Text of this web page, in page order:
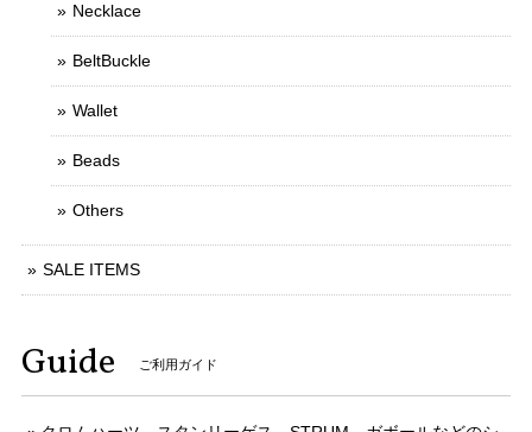
Necklace
BeltBuckle
Wallet
Beads
Others
SALE ITEMS
Guide ご利用ガイド